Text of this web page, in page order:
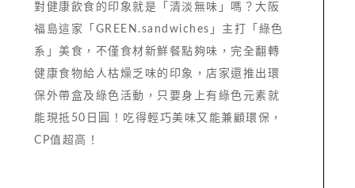
對健康飲食的印象就是「清淡無味」嗎？大阪
福島這家「GREEN.sandwiches」主打「綠色
系」美食，不僅食材新鮮餐點夠味，完全翻轉
健康食物給人枯燥乏味的印象，店家還推出環
保外帶盒及綠色活動，只要身上有綠色元素就
能現抵50日圓！吃得輕巧美味又能兼顧環保，
CP值超高！